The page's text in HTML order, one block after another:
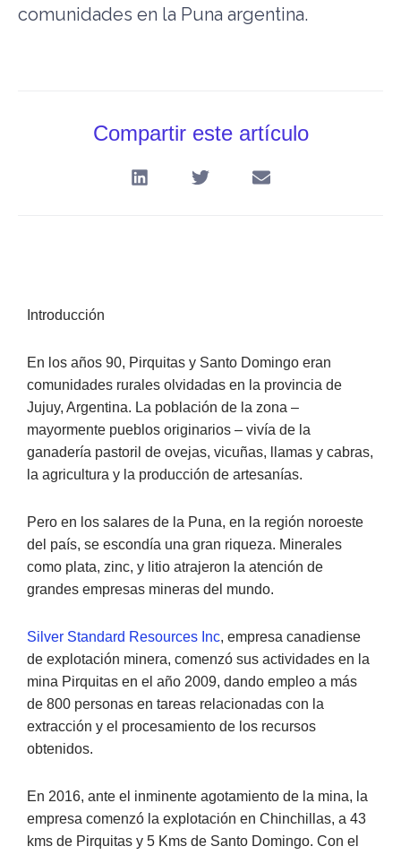
comunidades en la Puna argentina.
Compartir este artículo
Introducción
En los años 90, Pirquitas y Santo Domingo eran
comunidades rurales olvidadas en la provincia de
Jujuy, Argentina. La población de la zona –
mayormente pueblos originarios – vivía de la
ganadería pastoril de ovejas, vicuñas, llamas y cabras,
la agricultura y la producción de artesanías.
Pero en los salares de la Puna, en la región noroeste
del país, se escondía una gran riqueza. Minerales
como plata, zinc, y litio atrajeron la atención de
grandes empresas mineras del mundo.
Silver Standard Resources Inc, empresa canadiense
de explotación minera, comenzó sus actividades en la
mina Pirquitas en el año 2009, dando empleo a más
de 800 personas en tareas relacionadas con la
extracción y el procesamiento de los recursos
obtenidos.
En 2016, ante el inminente agotamiento de la mina, la
empresa comenzó la explotación en Chinchillas, a 43
kms de Pirquitas y 5 Kms de Santo Domingo. Con el